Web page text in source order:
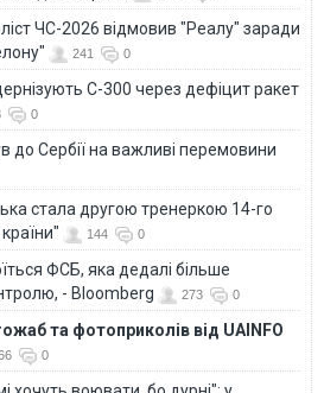
ЧС-2026 відмовив "Реалу" заради
241 0
С-300 через дефіцит ракет
0
до Сербії на важливі перемовини
стала другою тренеркою 14-го
144 0
ФСБ, яка дедалі більше
- Bloomberg
273 0
та фотоприколів від UAINFO
0